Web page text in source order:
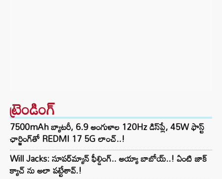
ట్రెండింగ్‌
7500mAh బ్యాటరీ, 6.9 అంగుళాల 120Hz డిస్‌ప్లే, 45W ఫాస్ట్
ఛార్జింగ్‌తో REDMI 17 5G లాంచ్..!
Will Jacks: సూపర్‌మ్యాన్ ఫీల్డింగ్.. అయ్యా బాబోయ్..! ఏంటి జాక్
క్యాచ్ ను అలా పట్టేశావ్.!